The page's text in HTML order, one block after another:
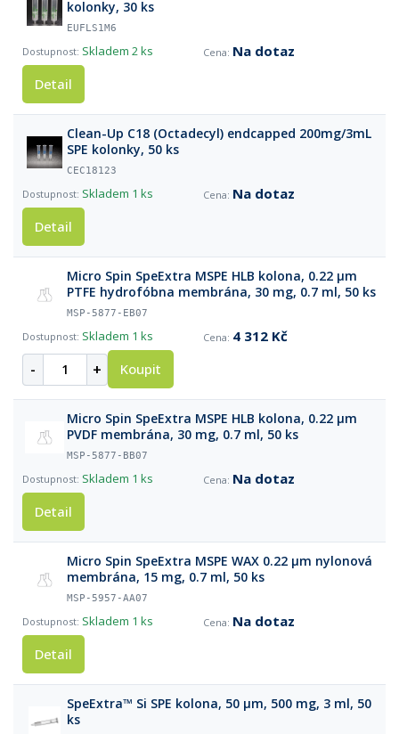
kolonky, 30 ks
EUFLS1M6
Skladem 2 ks
Na dotaz
Detail
Clean-Up C18 (Octadecyl) endcapped 200mg/3mL
SPE kolonky, 50 ks
CEC18123
Skladem 1 ks
Na dotaz
Detail
Micro Spin SpeExtra MSPE HLB kolоna, 0.22 µm
PTFE hydrofóbna membrána, 30 mg, 0.7 ml, 50 ks
MSP-5877-EB07
Skladem 1 ks 4 312 Kč
- + Koupit
Micro Spin SpeExtra MSPE HLB kolona, 0.22 µm
PVDF membrána, 30 mg, 0.7 ml, 50 ks
MSP-5877-BB07
Skladem 1 ks
Na dotaz
Detail
Micro Spin SpeExtra MSPE WAX 0.22 µm nylonová
membrána, 15 mg, 0.7 ml, 50 ks
MSP-5957-AA07
Skladem 1 ks
Na dotaz
Detail
SpeExtra™ Si SPE kolona, 50 µm, 500 mg, 3 ml, 50
ks